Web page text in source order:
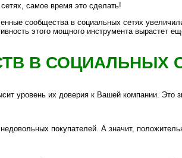
самое время это сделать!
сообщества в социальных сетях
этого мощного инструмента вырастет
В СОЦИАЛЬНЫХ
уровень их доверия к Вашей компании. Это
покупателей. А значит,